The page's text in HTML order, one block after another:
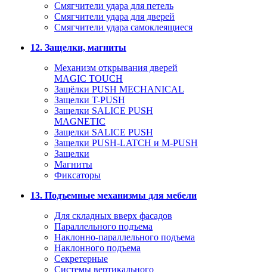
Смягчители удара для петель
Смягчители удара для дверей
Cмягчители удара самоклеящиеся
12. Защелки, магниты
Механизм открывания дверей
MAGIC TOUCH
Защёлки PUSH MECHANICAL
Защелки T-PUSH
Защелки SALICE PUSH
MAGNETIC
Защелки SALICE PUSH
Защелки PUSH-LATCH и M-PUSH
Защелки
Магниты
Фиксаторы
13. Подъемные механизмы для мебели
Для складных вверх фасадов
Параллельного подъема
Наклонно-параллельного подъема
Наклонного подъема
Секретерные
Системы вертикального